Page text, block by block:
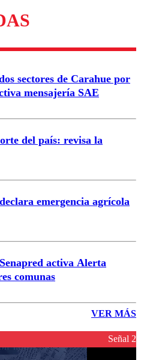
Enviar comentario
sectores de Carahue por
mensajería SAE
del país: revisa la
emergencia agrícola
activa Alerta
comunas
VER MÁS
Señal 2